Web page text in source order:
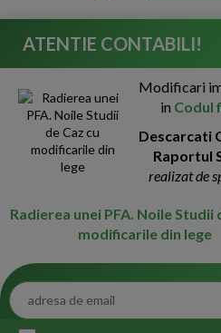
Taxe si impozite
CNIPMMR
situatia
01-Apr-2016
Consilul National al
plata, care are ca scop
reale, care din cauze
ATENTIE CONTABILI!
Modificari
in Codul
Descarcati
Raportul
realizat de
Radierea unei PFA. Noile Studii
modificarile din lege